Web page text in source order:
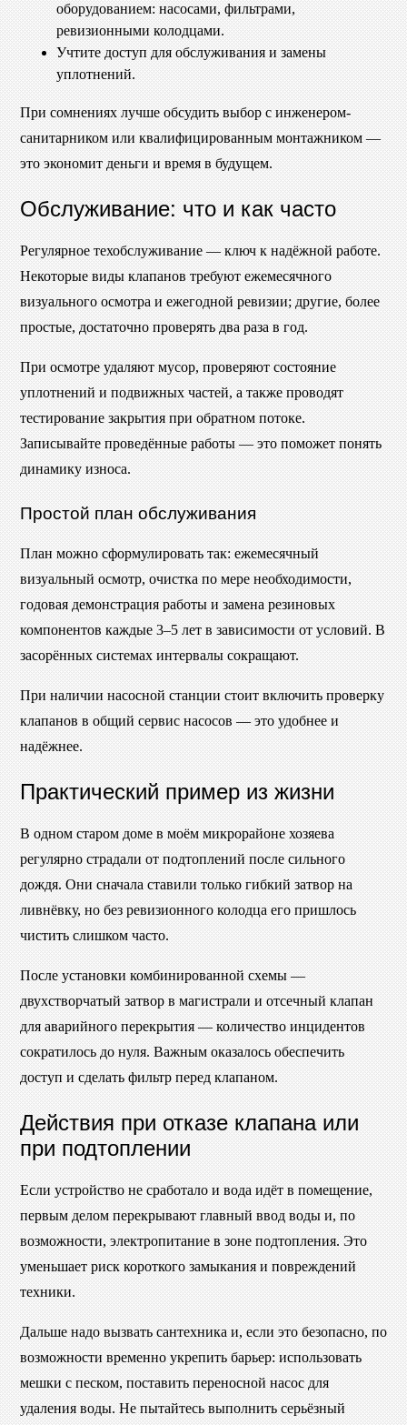
оборудованием: насосами, фильтрами,
ревизионными колодцами.
Учтите доступ для обслуживания и замены
уплотнений.
При сомнениях лучше обсудить выбор с инженером-
санитарником или квалифицированным монтажником —
это экономит деньги и время в будущем.
Обслуживание: что и как часто
Регулярное техобслуживание — ключ к надёжной работе.
Некоторые виды клапанов требуют ежемесячного
визуального осмотра и ежегодной ревизии; другие, более
простые, достаточно проверять два раза в год.
При осмотре удаляют мусор, проверяют состояние
уплотнений и подвижных частей, а также проводят
тестирование закрытия при обратном потоке.
Записывайте проведённые работы — это поможет понять
динамику износа.
Простой план обслуживания
План можно сформулировать так: ежемесячный
визуальный осмотр, очистка по мере необходимости,
годовая демонстрация работы и замена резиновых
компонентов каждые 3–5 лет в зависимости от условий. В
засорённых системах интервалы сокращают.
При наличии насосной станции стоит включить проверку
клапанов в общий сервис насосов — это удобнее и
надёжнее.
Практический пример из жизни
В одном старом доме в моём микрорайоне хозяева
регулярно страдали от подтоплений после сильного
дождя. Они сначала ставили только гибкий затвор на
ливнёвку, но без ревизионного колодца его пришлось
чистить слишком часто.
После установки комбинированной схемы —
двухстворчатый затвор в магистрали и отсечный клапан
для аварийного перекрытия — количество инцидентов
сократилось до нуля. Важным оказалось обеспечить
доступ и сделать фильтр перед клапаном.
Действия при отказе клапана или
при подтоплении
Если устройство не сработало и вода идёт в помещение,
первым делом перекрывают главный ввод воды и, по
возможности, электропитание в зоне подтопления. Это
уменьшает риск короткого замыкания и повреждений
техники.
Дальше надо вызвать сантехника и, если это безопасно, по
возможности временно укрепить барьер: использовать
мешки с песком, поставить переносной насос для
удаления воды. Не пытайтесь выполнить серьёзный